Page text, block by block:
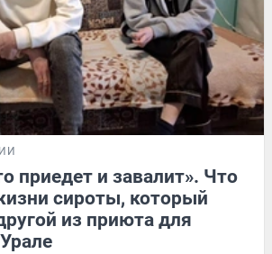
приедет и завалит». Что
сироты, который
из приюта для